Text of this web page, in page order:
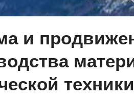
и
техники